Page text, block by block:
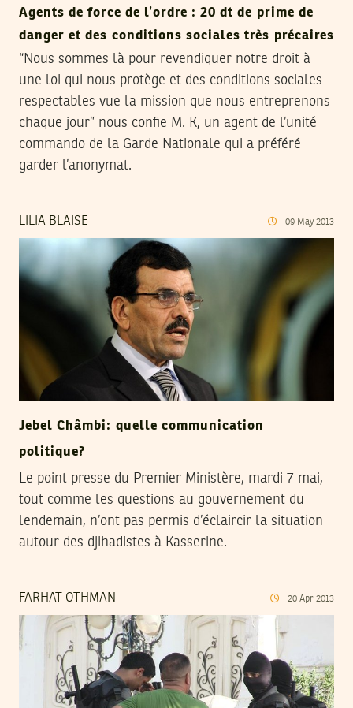
Agents de force de l’ordre : 20 dt de prime de
danger et des conditions sociales très précaires
“Nous sommes là pour revendiquer notre droit à
une loi qui nous protège et des conditions sociales
respectables vue la mission que nous entreprenons
chaque jour” nous confie M. K, un agent de l’unité
commando de la Garde Nationale qui a préféré
garder l’anonymat.
LILIA BLAISE 09 May 2013
Jebel Châmbi: quelle communication
politique?
Le point presse du Premier Ministère, mardi 7 mai,
tout comme les questions au gouvernement du
lendemain, n’ont pas permis d’éclaircir la situation
autour des djihadistes à Kasserine.
FARHAT OTHMAN 20 Apr 2013